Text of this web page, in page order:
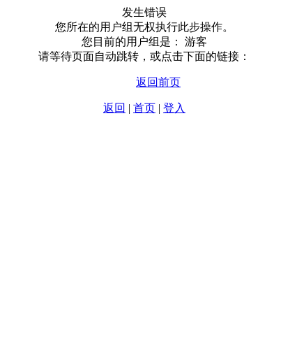
发生错误
您所在的用户组无权执行此步操作。
您目前的用户组是： 游客
请等待页面自动跳转，或点击下面的链接：
返回前页
返回 | 首页 | 登入